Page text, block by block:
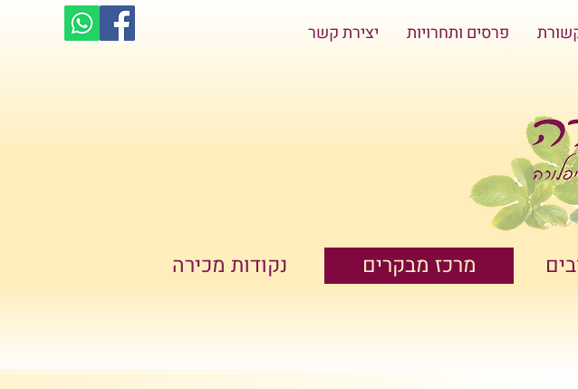
פרסים ותחרויות יצירת קשר
מרכז מבקרים נקודות מכירה